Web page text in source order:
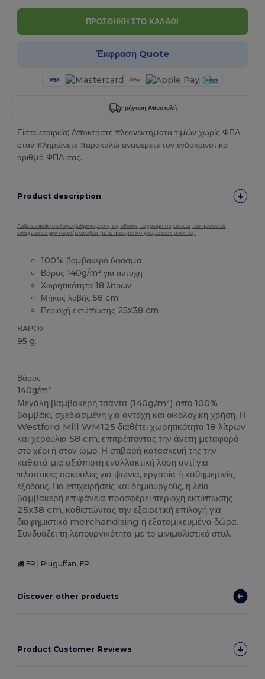
ΠΡΟΣΘΗΚΗ ΣΤΟ ΚΑΛΑΘΙ
Έκφραση Quote
Γρήγορη Αποστολή
Είστε εταιρεία; Αποκτήστε πλεονεκτήματα τιμών χωρίς ΦΠΑ,
όταν πληρώνετε παρακαλώ αναφέρετε τον ενδοκοινοτικό
αριθμό ΦΠΑ σας.
Product description
Λάβετε υπόψη ότι λόγω βαθμονόμησης της οθόνης, το χρώμα της εικόνας του προϊόντος
ενδέχεται να μην ταιριάζει ακριβώς με το πραγματικό χρώμα του προϊόντος.
100% βαμβακερό ύφασμα
Βάρος 140g/m² για αντοχή
Χωρητικότητα 18 λίτρων
Μήκος λαβής 58 cm
Περιοχή εκτύπωσης 25x38 cm
ΒΑΡΟΣ
95 g.
Βάρος
140g/m²
Μεγάλη βαμβακερή τσάντα (140g/m²) από 100%
βαμβάκι, σχεδιασμένη για αντοχή και οικολογική χρήση. Η
Westford Mill WM125 διαθέτει χωρητικότητα 18 λίτρων
και χερούλια 58 cm, επιτρέποντας την άνετη μεταφορά
στο χέρι ή στον ώμο. Η στιβαρή κατασκευή της την
καθιστά μια αξιόπιστη εναλλακτική λύση αντί για
πλαστικές σακούλες για ψώνια, εργασία ή καθημερινές
εξόδους. Για επιχειρήσεις και δημιουργούς, η λεία
βαμβακερή επιφάνεια προσφέρει περιοχή εκτύπωσης
25x38 cm, καθιστώντας την εξαιρετική επιλογή για
διαφημιστικό merchandising ή εξατομικευμένα δώρα.
Συνδυάζει τη λειτουργικότητα με το μινιμαλιστικό στυλ.
FR | Pluguffan, FR
Discover other products
Product Customer Reviews